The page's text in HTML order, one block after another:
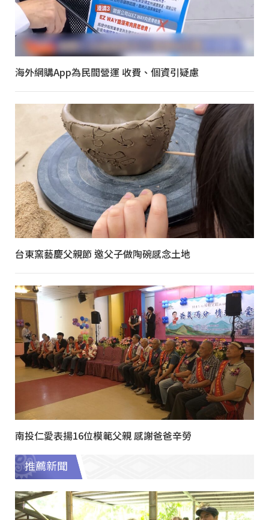
海外網購App為民間營運 收費、個資引疑慮
台東窯藝慶父親節 邀父子做陶碗感念土地
南投仁愛表揚16位模範父親 感謝爸爸辛勞
推薦新聞